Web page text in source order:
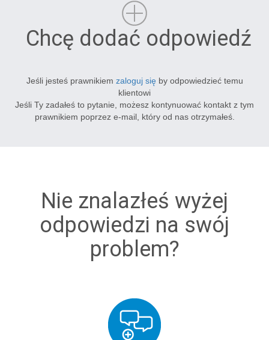
Chcę dodać odpowiedź
Jeśli jesteś prawnikiem zaloguj się by odpowiedzieć temu
klientowi
Jeśli Ty zadałeś to pytanie, możesz kontynuować kontakt z tym
prawnikiem poprzez e-mail, który od nas otrzymałeś.
Nie znalazłeś wyżej
odpowiedzi na swój
problem?